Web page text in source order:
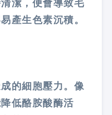
潔，便會導致毛
產生色素沉積。
的細胞壓力。像
低酪胺酸酶活